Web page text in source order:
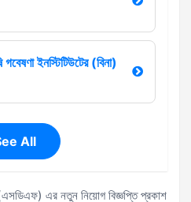
ইনস্টিটিউটের (বিনা)
All